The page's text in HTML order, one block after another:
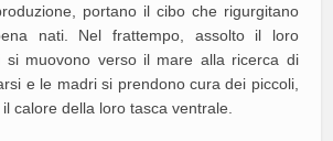
portano il cibo che rigurgitano
nati. Nel frattempo, assolto il loro
si muovono verso il mare alla ricerca di
e le madri si prendono cura dei piccoli,
calore della loro tasca ventrale.